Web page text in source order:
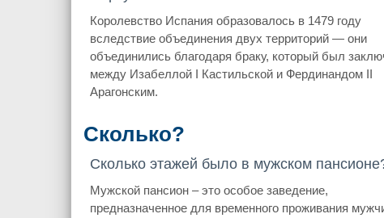
Королевство Испания образовалось в 1479 году
вследствие объединения двух территорий — они
объединились благодаря браку, который был
между Изабеллой I Кастильской и Фердинандом II
Арагонским.
Сколько?
Сколько этажей было в мужском
Мужской пансион – это особое заведение,
предназначенное для временного проживания